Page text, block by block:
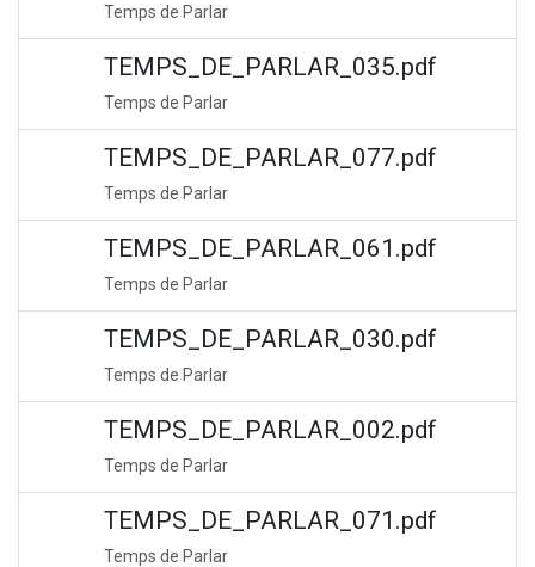
Temps de Parlar
TEMPS_DE_PARLAR_035.pdf
Temps de Parlar
TEMPS_DE_PARLAR_077.pdf
Temps de Parlar
TEMPS_DE_PARLAR_061.pdf
Temps de Parlar
TEMPS_DE_PARLAR_030.pdf
Temps de Parlar
TEMPS_DE_PARLAR_002.pdf
Temps de Parlar
TEMPS_DE_PARLAR_071.pdf
Temps de Parlar